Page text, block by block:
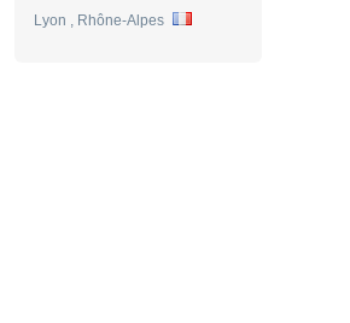
Lyon , Rhône-Alpes